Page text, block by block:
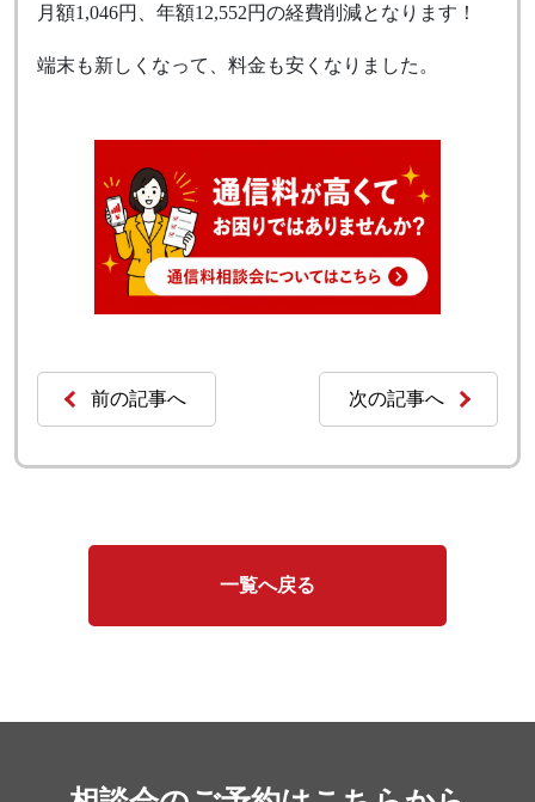
月額1,046円、年額12,552円の経費削減となります！
端末も新しくなって、料金も安くなりました。
前の記事へ 次の記事へ
一覧へ戻る